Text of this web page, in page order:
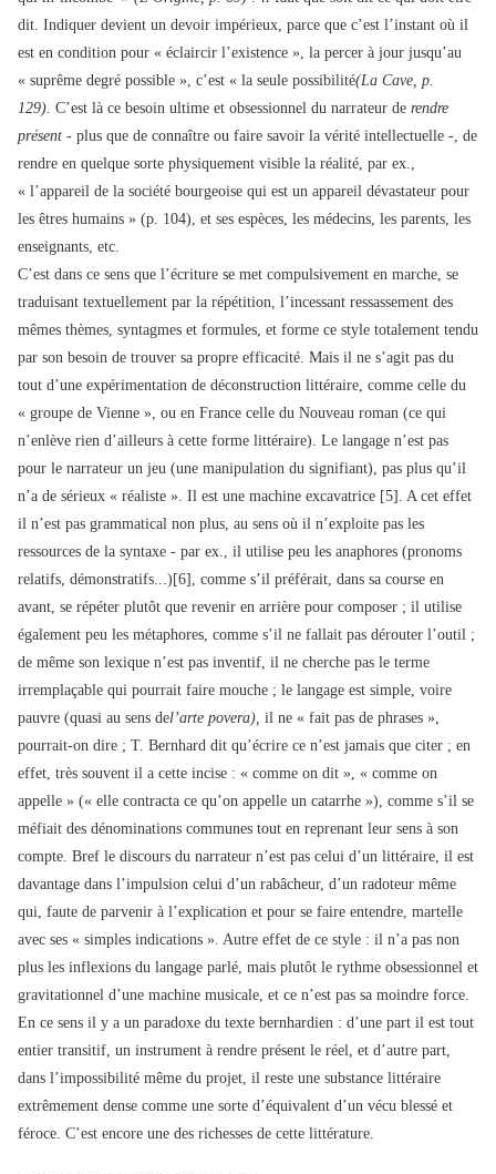
dit. Indiquer devient un devoir impérieux, parce que c’est l’instant où il
est en condition pour « éclaircir l’existence », la percer à jour jusqu’au
« suprême degré possible », c’est « la seule possibilité(La Cave, p.
129). C’est là ce besoin ultime et obsessionnel du narrateur de rendre
présent - plus que de connaître ou faire savoir la vérité intellectuelle -, de
rendre en quelque sorte physiquement visible la réalité, par ex.,
« l’appareil de la société bourgeoise qui est un appareil dévastateur pour
les êtres humains » (p. 104), et ses espèces, les médecins, les parents, les
enseignants, etc.
C’est dans ce sens que l’écriture se met compulsivement en marche, se
traduisant textuellement par la répétition, l’incessant ressassement des
mêmes thèmes, syntagmes et formules, et forme ce style totalement tendu
par son besoin de trouver sa propre efficacité. Mais il ne s’agit pas du
tout d’une expérimentation de déconstruction littéraire, comme celle du
« groupe de Vienne », ou en France celle du Nouveau roman (ce qui
n’enlève rien d’ailleurs à cette forme littéraire). Le langage n’est pas
pour le narrateur un jeu (une manipulation du signifiant), pas plus qu’il
n’a de sérieux « réaliste ». Il est une machine excavatrice [5]. A cet effet
il n’est pas grammatical non plus, au sens où il n’exploite pas les
ressources de la syntaxe - par ex., il utilise peu les anaphores (pronoms
relatifs, démonstratifs...)[6], comme s’il préférait, dans sa course en
avant, se répéter plutôt que revenir en arrière pour composer ; il utilise
également peu les métaphores, comme s’il ne fallait pas dérouter l’outil ;
de même son lexique n’est pas inventif, il ne cherche pas le terme
irremplaçable qui pourrait faire mouche ; le langage est simple, voire
pauvre (quasi au sens del’arte povera), il ne « fait pas de phrases »,
pourrait-on dire ; T. Bernhard dit qu’écrire ce n’est jamais que citer ; en
effet, très souvent il a cette incise : « comme on dit », « comme on
appelle » (« elle contracta ce qu’on appelle un catarrhe »), comme s’il se
méfiait des dénominations communes tout en reprenant leur sens à son
compte. Bref le discours du narrateur n’est pas celui d’un littéraire, il est
davantage dans l’impulsion celui d’un rabâcheur, d’un radoteur même
qui, faute de parvenir à l’explication et pour se faire entendre, martelle
avec ses « simples indications ». Autre effet de ce style : il n’a pas non
plus les inflexions du langage parlé, mais plutôt le rythme obsessionnel et
gravitationnel d’une machine musicale, et ce n’est pas sa moindre force.
En ce sens il y a un paradoxe du texte bernhardien : d’une part il est tout
entier transitif, un instrument à rendre présent le réel, et d’autre part,
dans l’impossibilité même du projet, il reste une substance littéraire
extrêmement dense comme une sorte d’équivalent d’un vécu blessé et
féroce. C’est encore une des richesses de cette littérature.